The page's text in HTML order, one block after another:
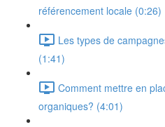
référencement locale (0:26)
Les types de
(1:41)
Comment mettre en
organiques? (4:01)